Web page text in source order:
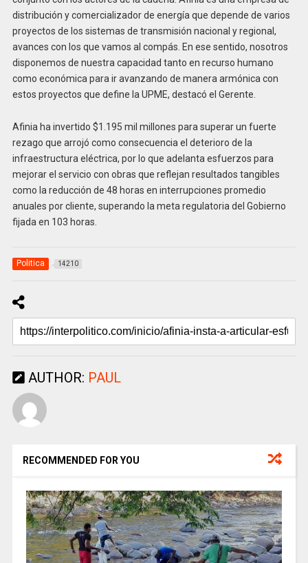
distribución y comercializador de energía que depende de varios
proyectos de los sistemas de transmisión nacional y regional,
avances con los que vamos al compás. En ese sentido, nosotros
disponemos de nuestra capacidad tanto en recurso humano
como económica para ir avanzando de manera armónica con
estos proyectos que define la UPME, destacó el Gerente.
Afinia ha invertido $1.195 mil millones para superar un fuerte
rezago que arrojó como consecuencia el deterioro de la
infraestructura eléctrica, por lo que adelanta esfuerzos para
mejorar el servicio con obras que reflejan resultados tangibles
como la reducción de 48 horas en interrupciones promedio
anuales por cliente, superando la meta regulatoria del Gobierno
fijada en 103 horas.
Politica 14210
AUTHOR: PAUL
RECOMMENDED FOR YOU